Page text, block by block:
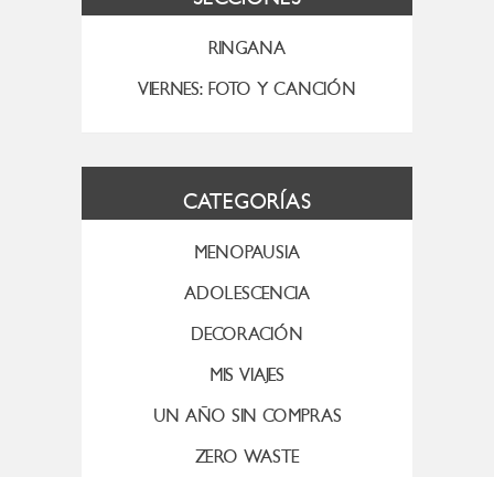
RINGANA
VIERNES: FOTO Y CANCIÓN
CATEGORÍAS
MENOPAUSIA
ADOLESCENCIA
DECORACIÓN
MIS VIAJES
UN AÑO SIN COMPRAS
ZERO WASTE